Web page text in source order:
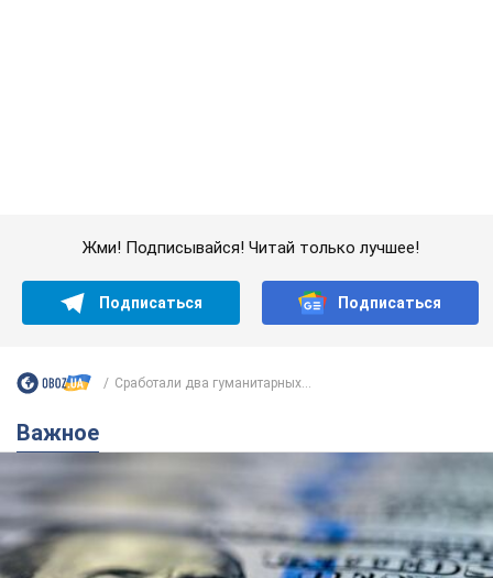
Банки "готовятся" к новому курсу доллара:
украинцам рассказали, чего ожидать в
ближайшие дни
Каким будет курс валюты в обменниках
6.08.2026 22:58